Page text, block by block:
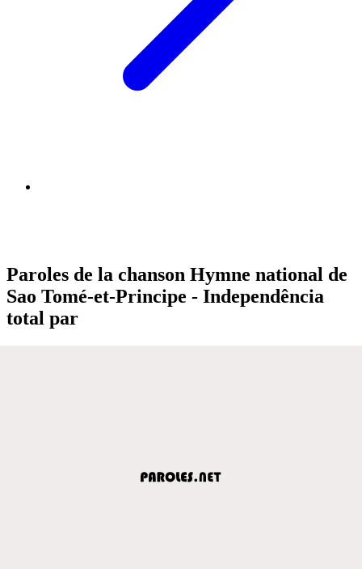
Paroles de la chanson Hymne national de
Sao Tomé-et-Principe - Independência
total par